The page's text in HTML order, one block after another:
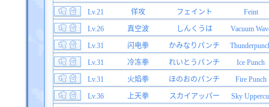
Lv.21
佯攻 フェイント
Feint
Lv.26
真空波 しんくうは
Vacuum
Lv.31
闪电拳 かみなりパンチ
Lv.31
冷冻拳 れいとうパンチ
Ice Punch
Lv.31
火焰拳 ほのおのパンチ
Fire Punch
Lv.36
上天拳 スカイアッパー
Sky